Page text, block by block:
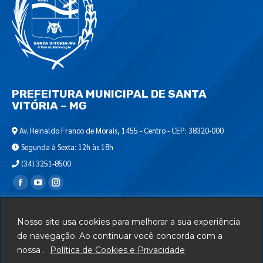
Nosso site usa cookies para melhorar a sua experiência
de navegação. Ao continuar você concorda com a
nossa .
Política de Cookies e Privacidade
PREFEITURA MUNICIPAL DE SANTA
VITÓRIA – MG
Av. Reinaldo Franco de Morais, 1455 - Centro - CEP: 38320-000
Segunda à Sexta: 12h às 18h
(34) 3251-8500
Encontre-nos em:
Departamento de T.I.
Serviços